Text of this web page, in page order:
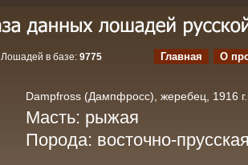
Лошадей в базе: 9775 Главная О
Dampfross (Дампфросс), жеребец, 1916
Масть: рыжая
Порода: восточно-